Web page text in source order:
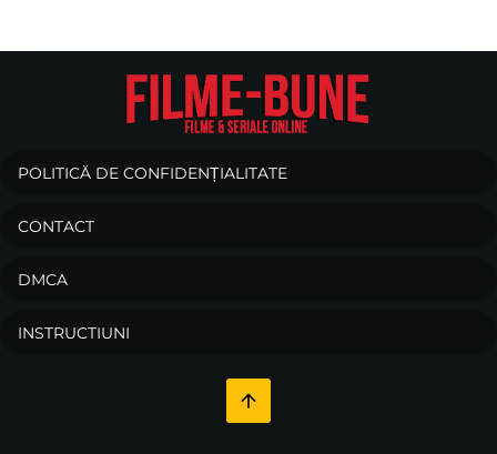
POLITICĂ DE CONFIDENȚIALITATE
CONTACT
DMCA
INSTRUCTIUNI